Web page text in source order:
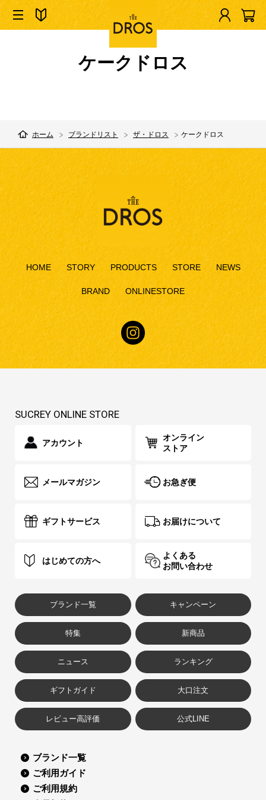
ケークドロス
ホーム ブランドリスト ザ・ドロス ケークドロス
HOME STORY PRODUCTS STORE NEWS
BRAND ONLINESTORE
SUCREY ONLINE STORE
アカウント
オンライン
ストア
メールマガジン お急ぎ便
ギフトサービス お届けについて
はじめての方へ
よくある
お問い合わせ
ブランド一覧 キャンペーン
特集 新商品
ニュース ランキング
ギフトガイド 大口注文
レビュー高評価 公式LINE
ブランド一覧
ご利用ガイド
ご利用規約